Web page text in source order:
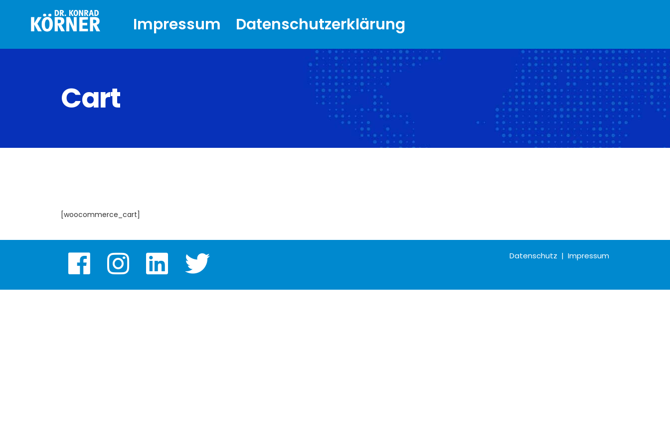
Impressum Datenschutzerklärung
Cart
[woocommerce_cart]
Datenschutz | Impressum